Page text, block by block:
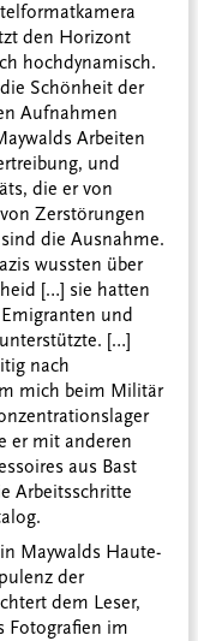
den Horizont
hochdynamisch.
Schönheit der
Aufnahmen
Arbeiten
und
die er von
Zerstörungen
die Ausnahme.
wussten über
[…] sie hatten
und
[…]
nach
mich beim Militär
er mit anderen
aus Bast
Arbeitsschritte
Maywalds Haute-
der
dem Leser,
Fotografien im